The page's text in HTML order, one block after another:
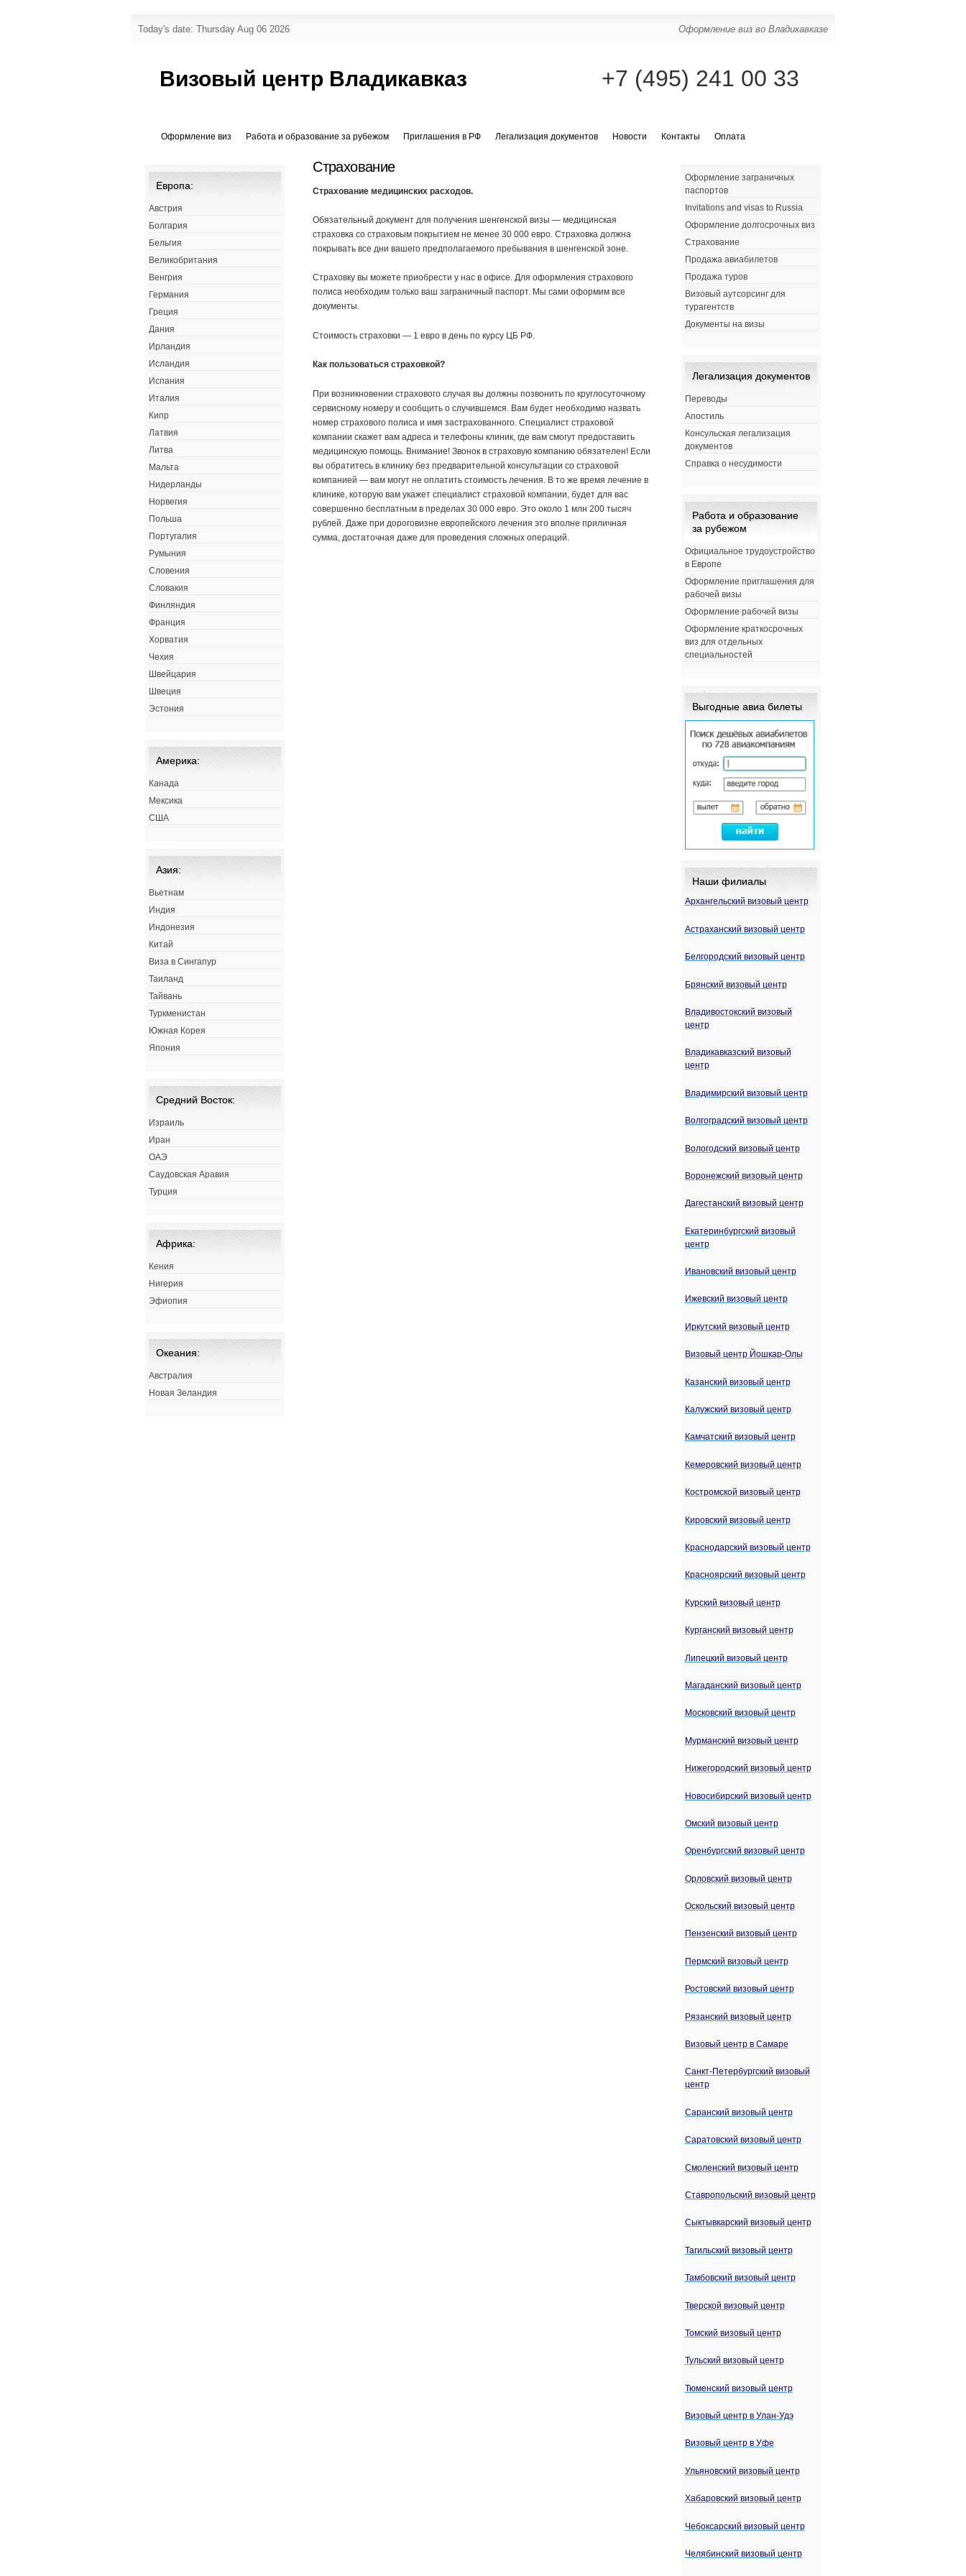
Оформление виз во Владикавказе
Today's date: Thursday Aug 06 2026
Визовый центр Владикавказ +7 (495) 241 00 33
Оформление виз Работа и образование за рубежом Приглашения в РФ Легализация документов Новости Контакты Оплата
Страхование
Страхование медицинских расходов.
Обязательный документ для получения шенгенской визы — медицинская
страховка со страховым покрытием не менее 30 000 евро. Страховка должна
покрывать все дни вашего предполагаемого пребывания в шенгенской зоне.
Страховку вы можете приобрести у нас в офисе. Для оформления страхового
полиса необходим только ваш заграничный паспорт. Мы сами оформим все
документы.
Стоимость страховки — 1 евро в день по курсу ЦБ РФ.
Как пользоваться страховкой?
При возникновении страхового случая вы должны позвонить по круглосуточному
сервисному номеру и сообщить о случившемся. Вам будет необходимо назвать
номер страхового полиса и имя застрахованного. Специалист страховой
компании скажет вам адреса и телефоны клиник, где вам смогут предоставить
медицинскую помощь. Внимание! Звонок в страховую компанию обязателен! Если
вы обратитесь в клинику без предварительной консультации со страховой
компанией — вам могут не оплатить стоимость лечения. В то же время лечение в
клинике, которую вам укажет специалист страховой компании, будет для вас
совершенно бесплатным в пределах 30 000 евро. Это около 1 млн 200 тысяч
рублей. Даже при дороговизне европейского лечения это вполне приличная
сумма, достаточная даже для проведения сложных операций.
Европа:
Австрия
Болгария
Бельгия
Великобритания
Венгрия
Германия
Греция
Дания
Ирландия
Исландия
Испания
Италия
Кипр
Латвия
Литва
Мальта
Нидерланды
Норвегия
Польша
Португалия
Румыния
Словения
Словакия
Финляндия
Франция
Хорватия
Чехия
Швейцария
Швеция
Эстония
Америка:
Канада
Мексика
США
Азия:
Вьетнам
Индия
Индонезия
Китай
Виза в Сингапур
Таиланд
Тайвань
Туркменистан
Южная Корея
Япония
Средний Восток:
Израиль
Иран
ОАЭ
Саудовская Аравия
Турция
Африка:
Кения
Нигерия
Эфиопия
Океания:
Австралия
Новая Зеландия
Оформление заграничных
паспортов
Invitations and visas to Russia
Оформление долгосрочных виз
Страхование
Продажа авиабилетов
Продажа туров
Визовый аутсорсинг для
турагентств
Документы на визы
Легализация документов
Переводы
Апостиль
Консульская легализация
документов
Справка о несудимости
Работа и образование
за рубежом
Официальное трудоустройство
в Европе
Оформление приглашения для
рабочей визы
Оформление рабочей визы
Оформление краткосрочных
виз для отдельных
специальностей
Выгодные авиа билеты
Наши филиалы
Архангельский визовый центр
Астраханский визовый центр
Белгородский визовый центр
Брянский визовый центр
Владивостокский визовый
центр
Владикавказский визовый
центр
Владимирский визовый центр
Волгоградский визовый центр
Вологодский визовый центр
Воронежский визовый центр
Дагестанский визовый центр
Екатеринбургский визовый
центр
Ивановский визовый центр
Ижевский визовый центр
Иркутский визовый центр
Визовый центр Йошкар-Олы
Казанский визовый центр
Калужский визовый центр
Камчатский визовый центр
Кемеровский визовый центр
Костромской визовый центр
Кировский визовый центр
Краснодарский визовый центр
Красноярский визовый центр
Курский визовый центр
Курганский визовый центр
Липецкий визовый центр
Магаданский визовый центр
Московский визовый центр
Мурманский визовый центр
Нижегородский визовый центр
Новосибирский визовый центр
Омский визовый центр
Оренбургский визовый центр
Орловский визовый центр
Оскольский визовый центр
Пензенский визовый центр
Пермский визовый центр
Ростовский визовый центр
Рязанский визовый центр
Визовый центр в Самаре
Санкт-Петербургский визовый
центр
Саранский визовый центр
Саратовский визовый центр
Смоленский визовый центр
Ставропольский визовый центр
Сыктывкарский визовый центр
Тагильский визовый центр
Тамбовский визовый центр
Тверской визовый центр
Томский визовый центр
Тульский визовый центр
Тюменский визовый центр
Визовый центр в Улан-Удэ
Визовый центр в Уфе
Ульяновский визовый центр
Хабаровский визовый центр
Чебоксарский визовый центр
Челябинский визовый центр